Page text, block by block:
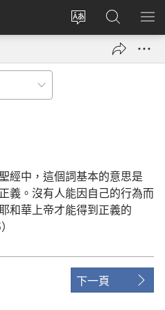
更
登
入
（開
搜
尋
JW.ORG
顯
經中 ， 這個詞基本的意思是
正義 。 沒有人能因自己的行為而
和華上帝才能得到正義的
）
下一頁